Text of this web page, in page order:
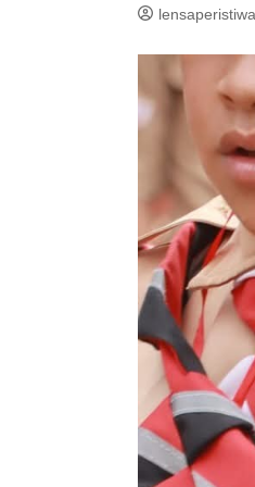
lensaperistiwa